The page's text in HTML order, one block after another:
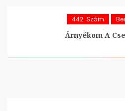
442. Szám
Árnyékom A